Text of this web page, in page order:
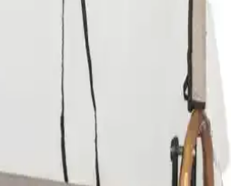
detaylarıyla en uygun beşiği seçmenize
Beşikleri Karşılaştırması
detaylı karşılaştırıyoruz.
kolaylığıyla öne çıkan bu beşikler,
ebeveynlerin tercihleri